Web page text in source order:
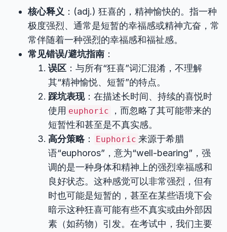
核心释义 ：(adj.) 狂喜的，精神愉快的。指一种
极度强烈、通常是短暂的幸福感或精神亢奋，常
常伴随着一种强烈的幸福感和福祉感。
常见错误/避坑指南 ：
误区 ：与所有“狂喜”词汇混淆，不理解
其“精神愉悦、短暂”的特点。
踩坑表现：在描述长时间、持续的喜悦时
使用 euphoric
，而忽略了其可能带来的
短暂性和甚至是不真实感。
高分策略 ： Euphoric 来源于希腊
语“euphoros”，意为“well-bearing”，强
调的是一种身体和精神上的强烈幸福感和
良好状态。这种感觉可以非常强烈，但有
时也可能是短暂的，甚至在某些语境下会
暗示这种狂喜可能有些不真实或由外部因
素（如药物）引发。在考试中，我们主要